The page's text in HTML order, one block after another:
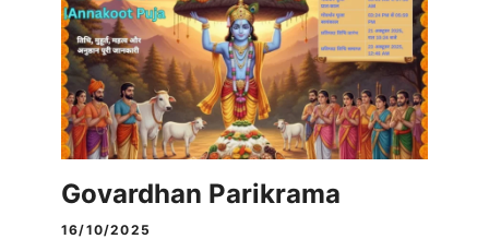
Govardhan Parikrama
16/10/2025